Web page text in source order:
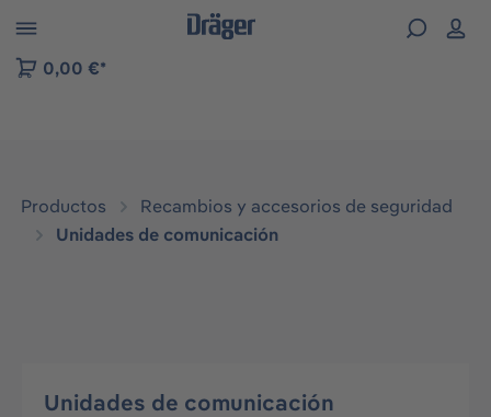
to B2B platform navigation
0,00 €*
Productos
Recambios y accesorios de seguridad
Unidades de comunicación
Unidades de comunicación